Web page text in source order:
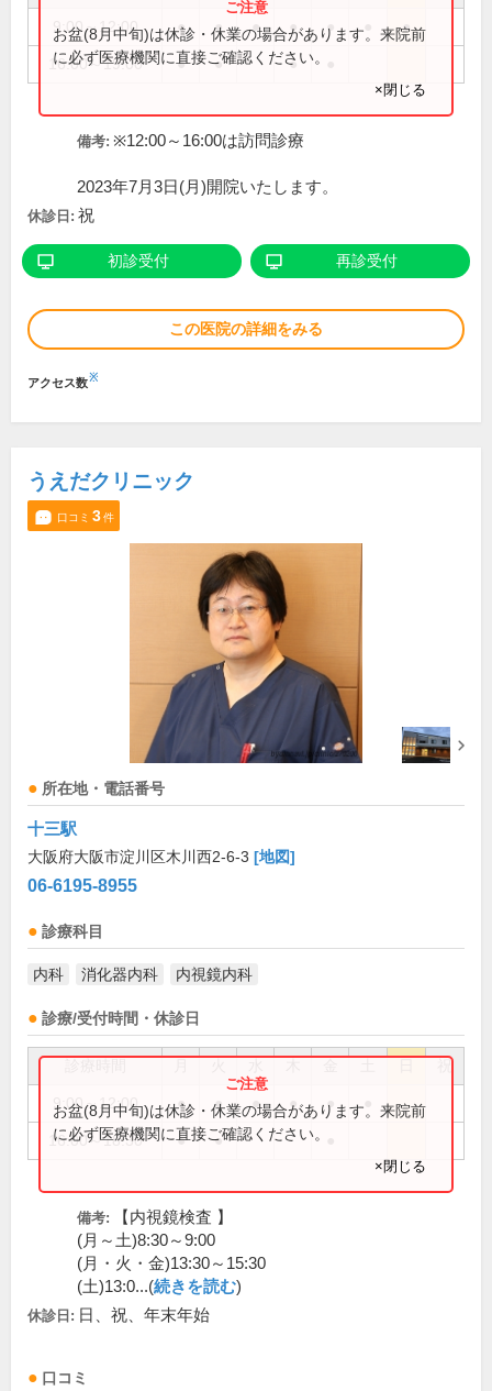
9:00～12:00 ● ● ● ● ● ●
16:00～19:00 ● ● ●
お盆(8月中旬)は休診・休業の場合があります。来院前
に必ず医療機関に直接ご確認ください。
×閉じる
備考: ※12:00～16:00は訪問診療
2023年7月3日(月)開院いたします。
休診日: 祝
初診受付 再診受付
この医院の詳細をみる
アクセス数※
うえだクリニック
口コミ 3件
所在地・電話番号
十三駅
大阪府大阪市淀川区木川西2-6-3 [地図]
06-6195-8955
診療科目
内科 消化器内科 内視鏡内科
診療/受付時間・休診日
祝
9:00～12:00 ● ● ● ● ●
16:00～18:30 ● ●
お盆(8月中旬)は休診・休業の場合があります。来院前
に必ず医療機関に直接ご確認ください。
×閉じる
備考:
【内視鏡検査 】
(月～土)8:30～9:00
(月・火・金)13:30～15:30
(土)13:0...(続きを読む)
休診日: 日、祝、年末年始
口コミ